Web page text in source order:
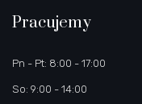
Pracujemy
Pn - Pt: 8:00 - 17:00
So: 9:00 - 14:00